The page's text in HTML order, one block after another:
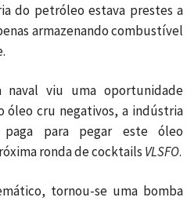
do petróleo estava prestes a
armazenando combustível
viu uma oportunidade
óleo cru negativos, a indústria
paga para pegar este óleo
ronda de cocktails VLSFO.
tornou-se uma bomba